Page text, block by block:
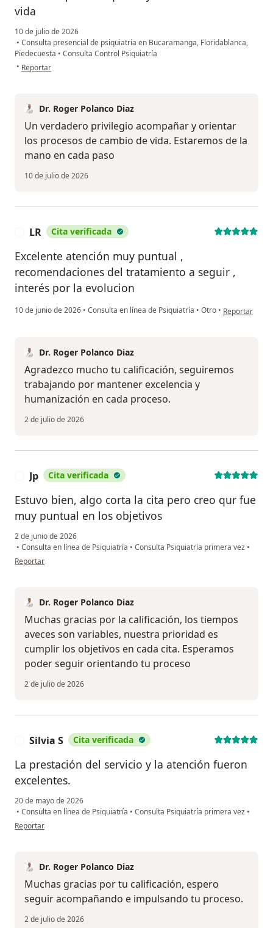
vida
10 de julio de 2026
• Consulta presencial de psiquiatría en Bucaramanga, Floridablanca,
Piedecuesta • Consulta Control Psiquiatría
• en opinión del usuario Ana Modesta Pinzon Aceros
Reportar
Dr. Roger Polanco Diaz
Un verdadero privilegio acompañar y orientar
los procesos de cambio de vida. Estaremos de la
mano en cada paso
10 de julio de 2026
LR Cita verificada
Excelente atención muy puntual ,
recomendaciones del tratamiento a seguir ,
interés por la evolucion
10 de junio de 2026 • Consulta en línea de Psiquiatría • Otro • en opinión del
Reportar
Dr. Roger Polanco Diaz
Agradezco mucho tu calificación, seguiremos
trabajando por mantener excelencia y
humanización en cada proceso.
2 de julio de 2026
Jp Cita verificada
Estuvo bien, algo corta la cita pero creo qur fue
muy puntual en los objetivos
2 de junio de 2026
• Consulta en línea de Psiquiatría • Consulta Psiquiatría primera vez •
en opinión del usuario Jp
Reportar
Dr. Roger Polanco Diaz
Muchas gracias por la calificación, los tiempos
aveces son variables, nuestra prioridad es
cumplir los objetivos en cada cita. Esperamos
poder seguir orientando tu proceso
2 de julio de 2026
Silvia S Cita verificada
La prestación del servicio y la atención fueron
excelentes.
20 de mayo de 2026
• Consulta en línea de Psiquiatría • Consulta Psiquiatría primera vez •
en opinión del usuario Silvia S
Reportar
Dr. Roger Polanco Diaz
Muchas gracias por tu calificación, espero
seguir acompañando e impulsando tu proceso.
2 de julio de 2026